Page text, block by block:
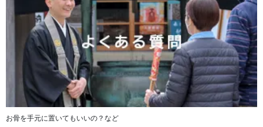
お骨を手元に置いてもいいの？など